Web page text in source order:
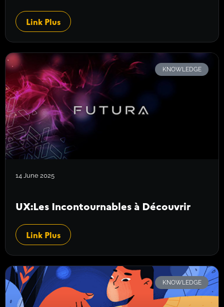
Link Plus
KNOWLEDGE
UX:Les Incontournables à Découvrir
Link Plus
14 June 2025
KNOWLEDGE